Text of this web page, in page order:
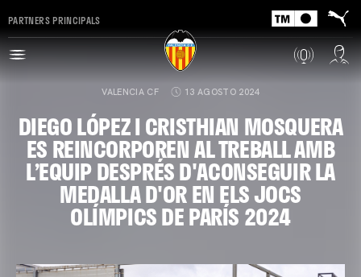
PARTNERS PRINCIPALS
VALENCIA CF 13 AGOSTO 2024
DIEGO LÓPEZ I CRISTHIAN MOSQUERA
ES REINCORPOREN AL TREBALL AMB
L’EQUIP DESPRÉS D'ACONSEGUIR LA
MEDALLA D'OR EN ELS JOCS
OLÍMPICS DE PARÍS 2024